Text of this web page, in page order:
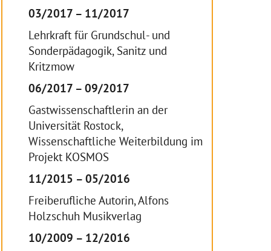
03/2017 – 11/2017
Lehrkraft für Grundschul- und
Sonderpädagogik, Sanitz und
Kritzmow
06/2017 – 09/2017
Gastwissenschaftlerin an der
Universität Rostock,
Wissenschaftliche Weiterbildung im
Projekt KOSMOS
11/2015 – 05/2016
Freiberufliche Autorin, Alfons
Holzschuh Musikverlag
10/2009 – 12/2016